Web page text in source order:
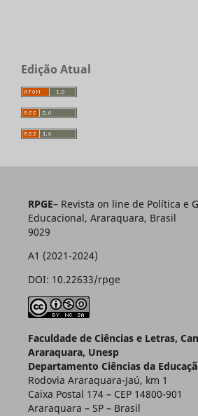
Edição Atual
RPGE– Revista on line de Política e
Educacional, Araraquara,
9029
A1 (2021-2024)
DOI: 10.22633/rpge
Faculdade de Ciências e Letras,
Araraquara, Unesp
Departamento Ciências da
Rodovia Araraquara-Jaú, km 1
Caixa Postal 174 – CEP 14800-901
Araraquara – SP – Brasil